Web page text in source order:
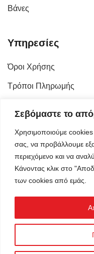
Σεβόμαστε το
Χρησιμοποιούμε cookies
σας, να προβάλλουμε
περιεχόμενο και να
Κάνοντας κλικ στο
των cookies από εμάς.
Βάνες
Υπηρεσίες
Όροι Χρήσης
Τρόποι Πληρωμής
Τρόποι Αποστολής
Επικοινωνία